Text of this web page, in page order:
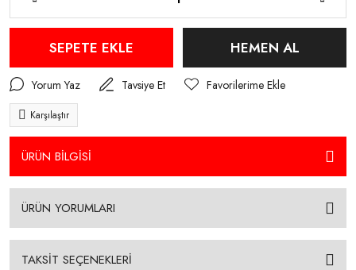
SEPETE EKLE HEMEN AL
Yorum Yaz Tavsiye Et
Karşılaştır
ÜRÜN BİLGİSİ
ÜRÜN YORUMLARI
TAKSİT SEÇENEKLERİ